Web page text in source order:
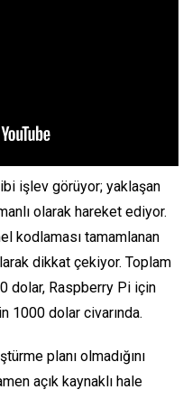
işlev görüyor; yaklaşan
olarak hareket ediyor.
kodlaması tamamlanan
dikkat çekiyor. Toplam
dolar, Raspberry Pi için
1000 dolar civarında.
planı olmadığını
açık kaynaklı hale